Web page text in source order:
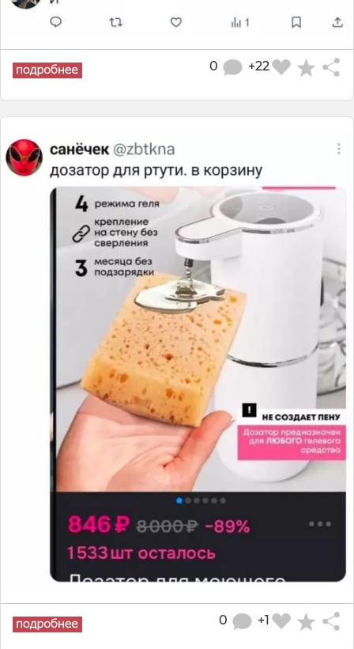
+22
0
+1
0